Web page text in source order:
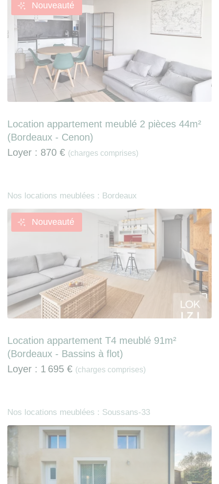
Nouveauté
Location appartement meublé 2 pièces 44m²
(Bordeaux - Cenon)
Loyer : 870 € (charges comprises)
Nos locations meublées : Bordeaux
Nouveauté
Location appartement T4 meublé 91m²
(Bordeaux - Bassins à flot)
Loyer : 1 695 € (charges comprises)
Nos locations meublées : Soussans-33